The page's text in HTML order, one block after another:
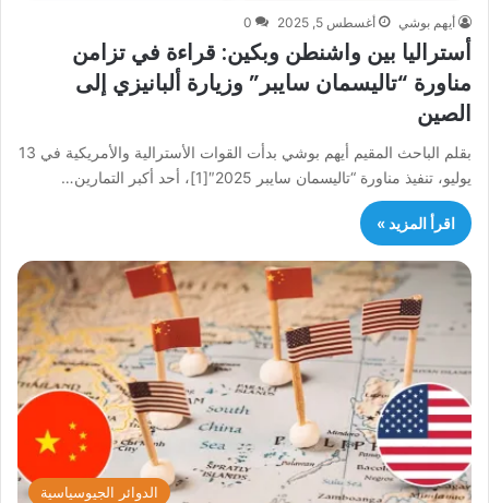
أيهم بوشي أغسطس 5, 2025 0
أستراليا بين واشنطن وبكين: قراءة في تزامن
مناورة “تاليسمان سايبر” وزيارة ألبانيزي إلى
الصين
بقلم الباحث المقيم أيهم بوشي بدأت القوات الأسترالية والأمريكية في 13
يوليو، تنفيذ مناورة “تاليسمان سايبر 2025″[1]، أحد أكبر التمارين…
اقرأ المزيد »
الدوائر الجيوسياسية